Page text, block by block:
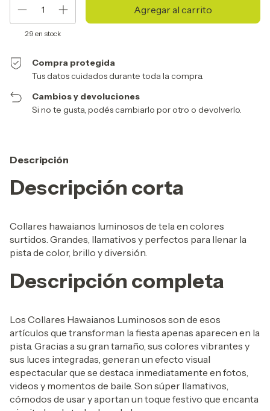
29 en stock
Compra protegida
Tus datos cuidados durante toda la compra.
Cambios y devoluciones
Si no te gusta, podés cambiarlo por otro o devolverlo.
Descripción
Descripción corta
Collares hawaianos luminosos de tela en colores
surtidos. Grandes, llamativos y perfectos para llenar la
pista de color, brillo y diversión.
Descripción completa
Los Collares Hawaianos Luminosos son de esos
artículos que transforman la fiesta apenas aparecen en la
pista. Gracias a su gran tamaño, sus colores vibrantes y
sus luces integradas, generan un efecto visual
espectacular que se destaca inmediatamente en fotos,
videos y momentos de baile. Son súper llamativos,
cómodos de usar y aportan un toque festivo que encanta